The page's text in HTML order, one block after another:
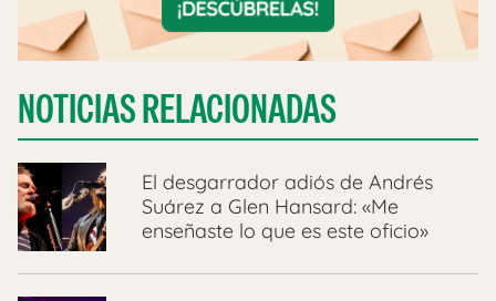
NOTICIAS RELACIONADAS
El desgarrador adiós de Andrés
Suárez a Glen Hansard: «Me
enseñaste lo que es este oficio»